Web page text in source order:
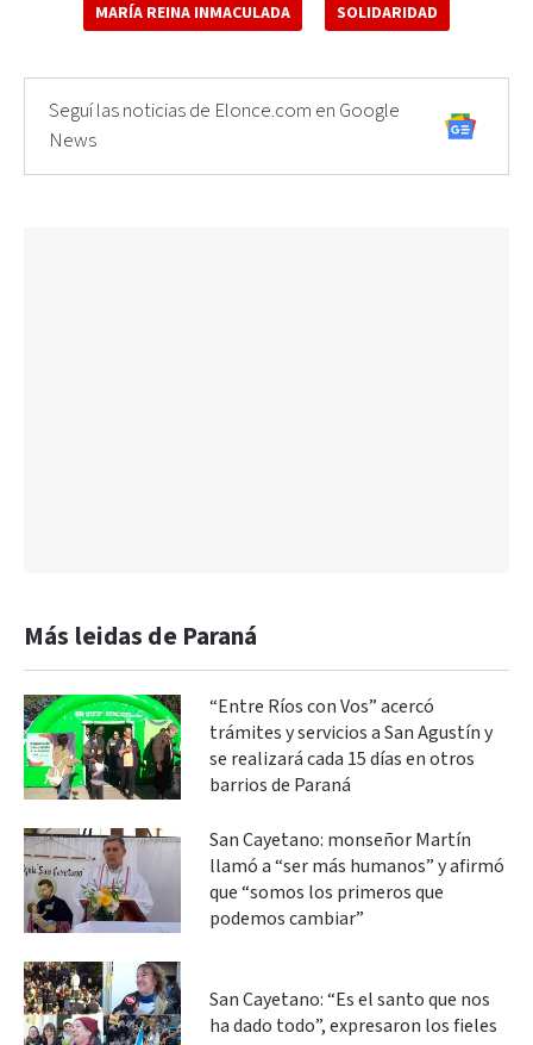
MARÍA REINA INMACULADA SOLIDARIDAD
Seguí las noticias de Elonce.com en Google
News
Más leidas de Paraná
“Entre Ríos con Vos” acercó
trámites y servicios a San Agustín y
se realizará cada 15 días en otros
barrios de Paraná
San Cayetano: monseñor Martín
llamó a “ser más humanos” y afirmó
que “somos los primeros que
podemos cambiar”
San Cayetano: “Es el santo que nos
ha dado todo”, expresaron los fieles